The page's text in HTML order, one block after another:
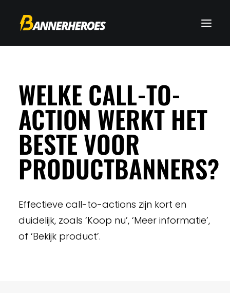
WELKE CALL-TO-
ACTION WERKT HET
BESTE VOOR
PRODUCTBANNERS?
Effectieve call-to-actions zijn kort en
duidelijk, zoals ‘Koop nu’, ‘Meer informatie’,
of ‘Bekijk product’.